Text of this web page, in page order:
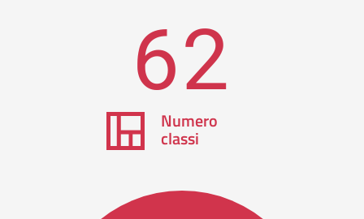
62
Numero
classi